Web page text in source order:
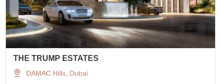
THE TRUMP ESTATES
DAMAC Hills, Dubai